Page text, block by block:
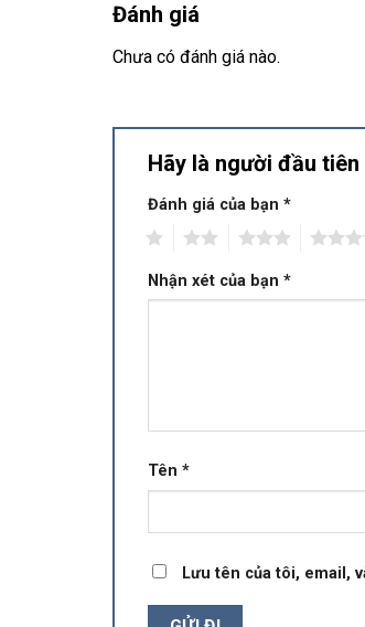
Đánh giá
Chưa có đánh giá nào.
Hãy là người đầu tiên
Đánh giá của bạn *
Nhận xét của bạn *
Tên *
Lưu tên của tôi, email,